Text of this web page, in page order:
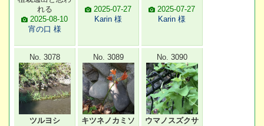
れる
2025-08-10
宵の口 様
2025-07-27
Karin 様
2025-07-27
Karin 様
No. 3078
ツルヨシ
No. 3089
キツネノカミソ
No. 3090
ウマノスズクサ